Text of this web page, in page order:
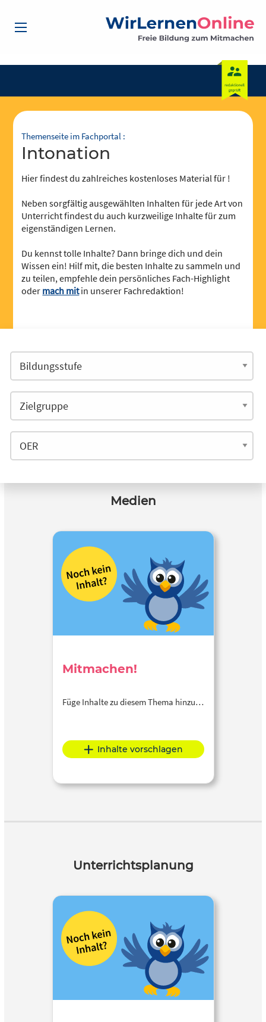
Themenseite im Fachportal :
Intonation
Hier findest du zahlreiches kostenloses Material für !
Neben sorgfältig ausgewählten Inhalten für jede Art von
Unterricht findest du auch kurzweilige Inhalte für zum
eigenständigen Lernen.
Du kennst tolle Inhalte? Dann bringe dich und dein
Wissen ein! Hilf mit, die besten Inhalte zu sammeln und
zu teilen, empfehle dein persönliches Fach-Highlight
oder mach mitin unserer Fachredaktion!
Medien
Mitmachen!
Füge Inhalte zu diesem Thema hinzu…
Inhalte vorschlagen
Unterrichtsplanung